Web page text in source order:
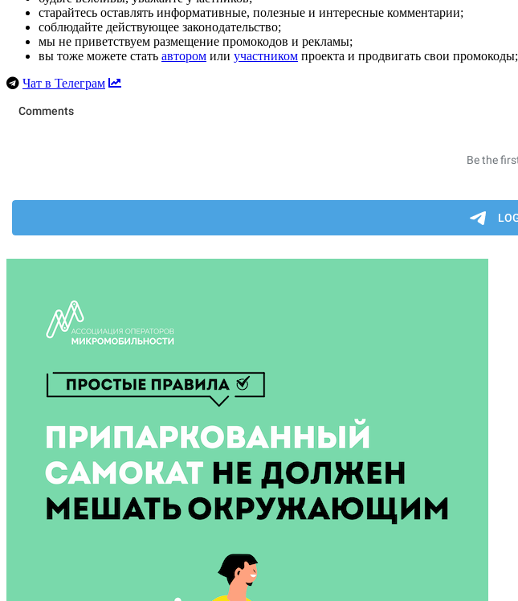
старайтесь оставлять информативные, полезные и интересные комментарии;
соблюдайте действующее законодательство;
мы не приветствуем размещение промокодов и рекламы;
вы тоже можете стать автором или участником проекта и продвигать свои промокоды;
Чат в Телеграм